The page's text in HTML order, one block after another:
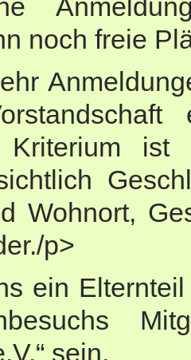
noch freie
Kriterium ist
Wohnort,
p>
ein
sein.